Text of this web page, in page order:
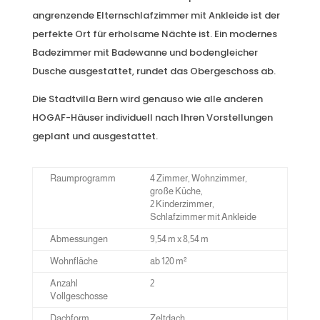
angrenzende Elternschlafzimmer mit Ankleide ist der
perfekte Ort für erholsame Nächte ist. Ein modernes
Badezimmer mit Badewanne und bodengleicher
Dusche ausgestattet, rundet das Obergeschoss ab.
Die Stadtvilla Bern wird genauso wie alle anderen
HOGAF-Häuser individuell nach Ihren Vorstellungen
geplant und ausgestattet.
Raumprogramm
4 Zimmer, Wohnzimmer,
große Küche,
2 Kinderzimmer,
Schlafzimmer mit Ankleide
Abmessungen 9,54 m x 8,54 m
Wohnfläche ab 120 m²
Anzahl
Vollgeschosse
2